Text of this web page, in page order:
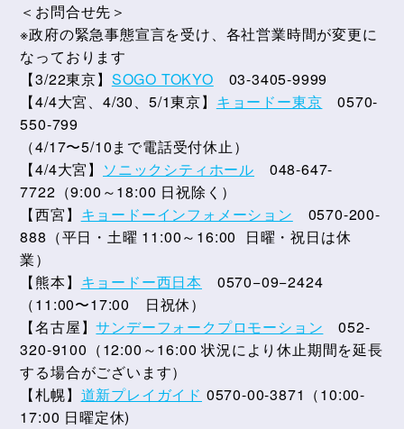
＜お問合せ先＞
※政府の緊急事態宣言を受け、各社営業時間が変更に
なっております
【3/22東京】 SOGO TOKYO 03-3405-9999
【4/4大宮、4/30、5/1東京】 キョードー東京 0570-
550-799
（4/17〜5/10まで電話受付休止）
【4/4大宮】 ソニックシティホール 048-647-
7722（9:00～18:00 日祝除く）
【西宮】 キョードーインフォメーション 0570-200-
888（平日・土曜 11:00～16:00 日曜・祝日は休
業）
【熊本】 キョードー西日本 0570−09−2424
（11:00〜17:00 日祝休）
【名古屋】サンデーフォークプロモーション 052-
320-9100（12:00～16:00 状況により休止期間を延長
する場合がございます）
【札幌】 道新プレイガイド 0570-00-3871（10:00-
17:00 日曜定休)